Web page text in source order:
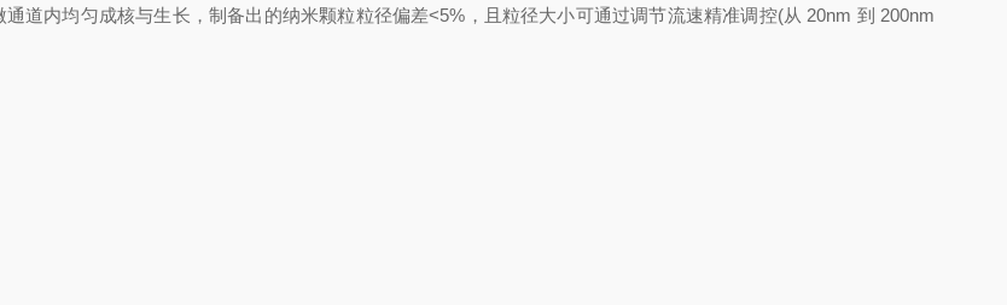
道内均匀成核与生长，制备出的纳米颗粒粒径偏差<5%，且粒径大小可通过调节流速精准调控(从 20nm 到 200nm